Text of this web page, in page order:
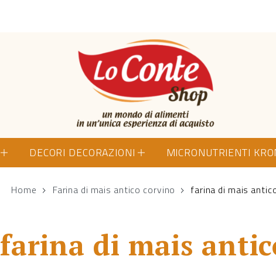
Lo Conte Shop
DECORI DECORAZIONI MICRONUTRIENTI
Home Farina di mais antico corvino farina di mais
farina di mais